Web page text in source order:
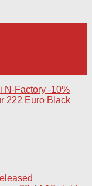
N-Factory -10%
222 Euro Black